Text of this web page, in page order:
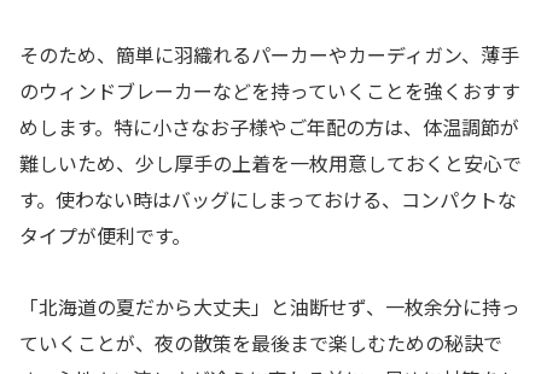
そのため、簡単に羽織れるパーカーやカーディガン、薄手
のウィンドブレーカーなどを持っていくことを強くおすす
めします。特に小さなお子様やご年配の方は、体温調節が
難しいため、少し厚手の上着を一枚用意しておくと安心で
す。使わない時はバッグにしまっておける、コンパクトな
タイプが便利です。
「北海道の夏だから大丈夫」と油断せず、一枚余分に持っ
ていくことが、夜の散策を最後まで楽しむための秘訣で